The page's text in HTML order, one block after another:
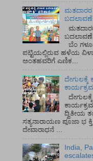
ಮತದಾರರ
ಬೆಂ
ಪಟ್ಟಿಯಲ್ಲಿರುವ ಹಳೆಯ
ಅಂತಹವರಿಗೆ ಎಣಿಕ...
ದ್ವಿತೀಯ
ಸತ್ಯನಾರಾಯಣ ಪೂಜಾ ಭ
ದೇವಾರಾಧನೆ ...
India,